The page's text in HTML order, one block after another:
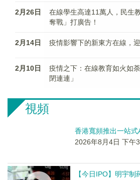
2月26日
在線學生高達11萬人，民生
奪戰」打廣告！
2月14日 疫情影響下的新東方在線，
2月10日
疫情之下：在線教育如火如
閉連連」
視頻
香港寬頻推出一站式
2026年8月4日 下午
【今日IPO】明宇制